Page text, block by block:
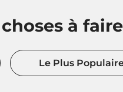
à faire
Le Plus